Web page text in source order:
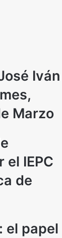
Iván
Marzo
el IEPC
de
el papel